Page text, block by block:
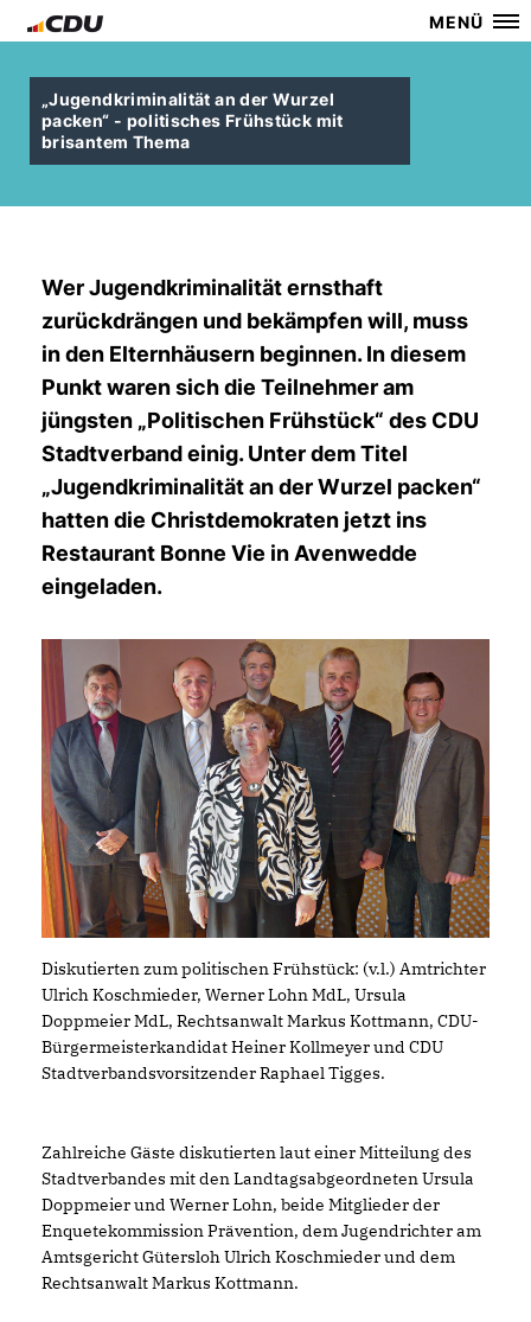
MENÜ
Jugendkriminalität an der Wurzel
packen“ - politisches Frühstück mit
brisantem Thema
Wer Jugendkriminalität ernsthaft
zurückdrängen und bekämpfen will, muss
in den Elternhäusern beginnen. In diesem
Punkt waren sich die Teilnehmer am
jüngsten „Politischen Frühstück“ des CDU
Stadtverband einig. Unter dem Titel
Jugendkriminalität an der Wurzel packen“
hatten die Christdemokraten jetzt ins
Restaurant Bonne Vie in Avenwedde
eingeladen.
Diskutierten zum politischen Frühstück: (v.l.) Amtrichter
Ulrich Koschmieder, Werner Lohn MdL, Ursula
Doppmeier MdL, Rechtsanwalt Markus Kottmann, CDU-
Bürgermeisterkandidat Heiner Kollmeyer und CDU
Stadtverbandsvorsitzender Raphael Tigges.
Zahlreiche Gäste diskutierten laut einer Mitteilung des
Stadtverbandes mit den Landtagsabgeordneten Ursula
Doppmeier und Werner Lohn, beide Mitglieder der
Enquetekommission Prävention, dem Jugendrichter am
Amtsgericht Gütersloh Ulrich Koschmieder und dem
Rechtsanwalt Markus Kottmann.